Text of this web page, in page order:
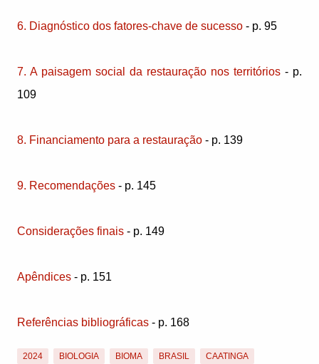
6. Diagnóstico dos fatores-chave de sucesso - p. 95
7. A paisagem social da restauração nos territórios - p.
109
8. Financiamento para a restauração - p. 139
9. Recomendações - p. 145
Considerações finais - p. 149
Apêndices - p. 151
Referências bibliográficas - p. 168
2024 BIOLOGIA BIOMA BRASIL CAATINGA